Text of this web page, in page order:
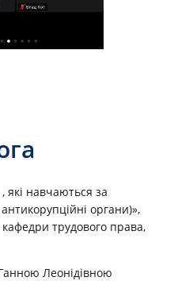
які навчаються за
органи)»,
трудового права,
Леонідівною